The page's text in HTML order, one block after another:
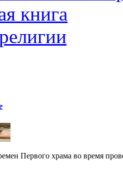
книга
Первого храма во время